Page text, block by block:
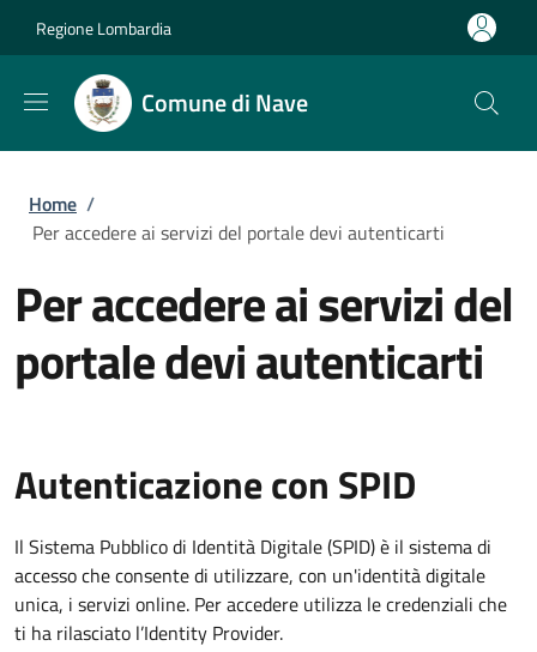
Regione Lombardia
Comune di Nave
Briciole di pane
Home /
Per accedere ai servizi del portale devi autenticarti
Per accedere ai servizi del
portale devi autenticarti
Autenticazione con SPID
Il Sistema Pubblico di Identità Digitale (SPID) è il sistema di
accesso che consente di utilizzare, con un'identità digitale
unica, i servizi online. Per accedere utilizza le credenziali che
ti ha rilasciato l’Identity Provider.